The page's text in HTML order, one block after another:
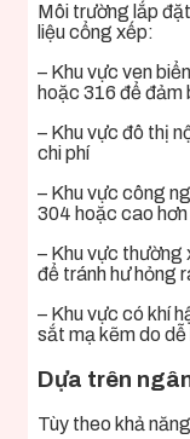
Môi trường lắp
liệu cổng xếp:
– Khu vực ven
hoặc 316 để đảm
– Khu vực đô thị
chi phí
– Khu vực công
304 hoặc cao hơn
– Khu vực thường
để tránh hư hỏng
– Khu vực có khí
sắt mạ kẽm do dễ
Dựa trên
Tùy theo khả